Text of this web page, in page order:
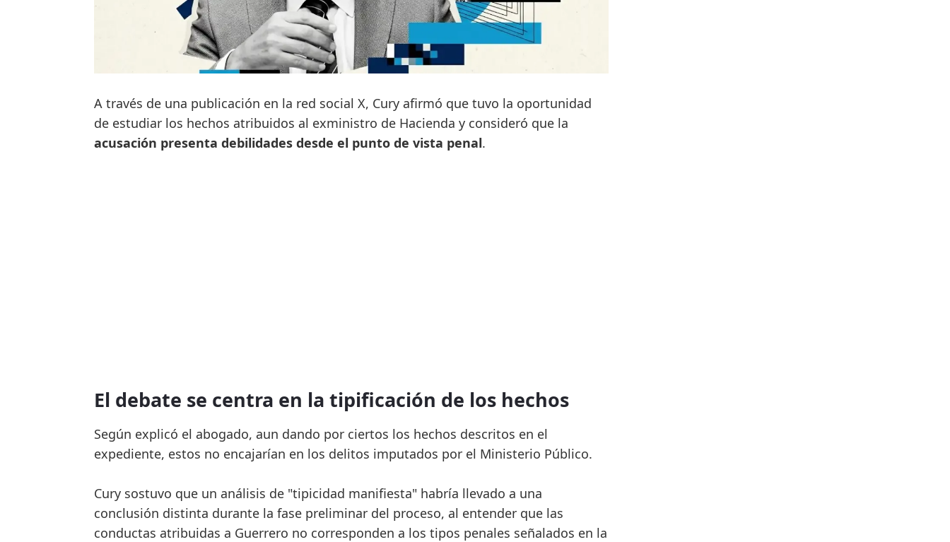
A través de una publicación en la red social X, Cury afirmó que tuvo la oportunidad
de estudiar los hechos atribuidos al exministro de Hacienda y consideró que la
acusación presenta debilidades desde el punto de vista penal.
El debate se centra en la tipificación de los hechos
Según explicó el abogado, aun dando por ciertos los hechos descritos en el
expediente, estos no encajarían en los delitos imputados por el Ministerio Público.
Cury sostuvo que un análisis de "tipicidad manifiesta" habría llevado a una
conclusión distinta durante la fase preliminar del proceso, al entender que las
conductas atribuidas a Guerrero no corresponden a los tipos penales señalados en la